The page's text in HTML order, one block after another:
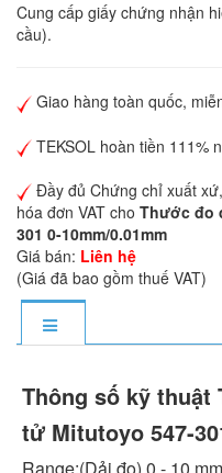
Cung cấp giấy chứng nhận
cầu).
Giao hàng toàn quốc,
TEKSOL hoàn tiền 111%
Đầy đủ Chứng chỉ xuất
hóa đơn VAT cho Thước đo
301 0-10mm/0.01mm
Giá bán: Liên hệ
(Giá đã bao gồm thuế VAT)
Thông số kỹ thuật
tử Mitutoyo 547-